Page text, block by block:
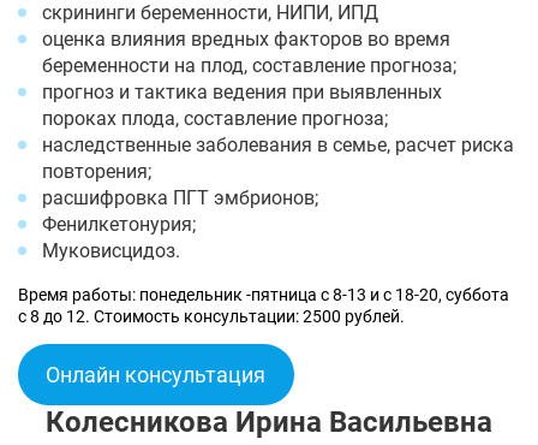
скрининги беременности, НИПИ, ИПД
оценка влияния вредных факторов во время
беременности на плод, составление прогноза;
прогноз и тактика ведения при выявленных
пороках плода, составление прогноза;
наследственные заболевания в семье, расчет риска
повторения;
расшифровка ПГТ эмбрионов;
Фенилкетонурия;
Муковисцидоз.
Время работы: понедельник -пятница с 8-13 и с 18-20, суббота
с 8 до 12. Стоимость консультации: 2500 рублей.
Онлайн консультация
Колесникова Ирина Васильевна